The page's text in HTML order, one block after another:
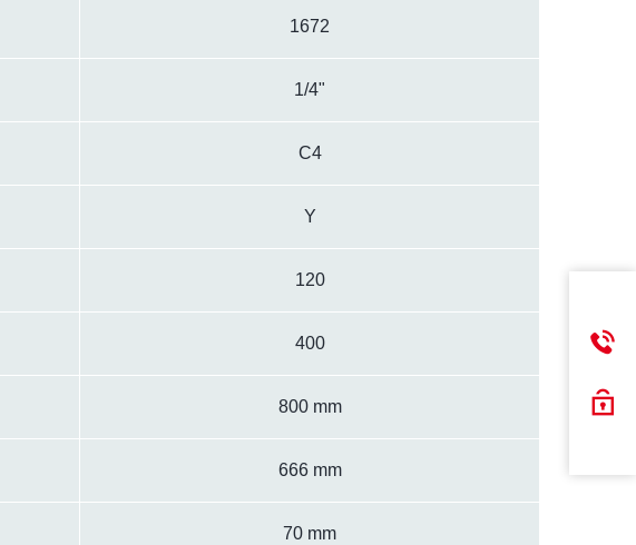
1672
1/4"
C4
Y
120
400
800 mm
666 mm
70 mm